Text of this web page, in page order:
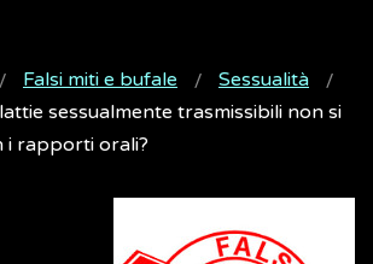
Falsi miti e bufale
Sessualità
sessualmente trasmissibili non si
i rapporti orali?